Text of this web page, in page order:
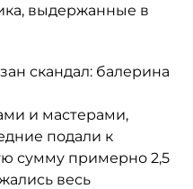
выдержанные в
скандал: балерина
и мастерами,
подали к
сумму примерно 2,5
весь